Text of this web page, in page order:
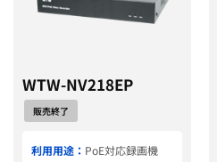
WTW-NV218EP
販売終了
利用用途： PoE対応録画機